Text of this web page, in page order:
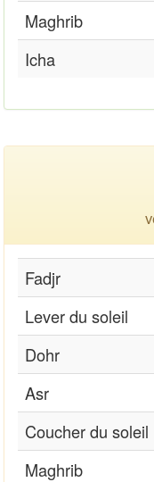
Maghrib
Icha
Fadjr
Lever du soleil
Dohr
Asr
Coucher du soleil
Maghrib